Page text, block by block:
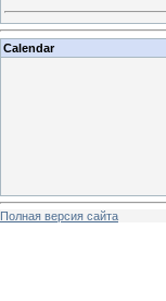
Calendar
Полная версия сайта